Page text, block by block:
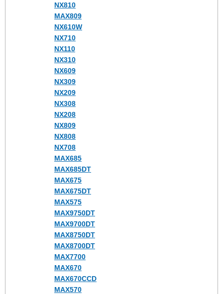
NX810
MAX809
NX610W
NX710
NX110
NX310
NX609
NX309
NX209
NX308
NX208
NX809
NX808
NX708
MAX685
MAX685DT
MAX675
MAX675DT
MAX575
MAX9750DT
MAX9700DT
MAX8750DT
MAX8700DT
MAX7700
MAX670
MAX670CCD
MAX570